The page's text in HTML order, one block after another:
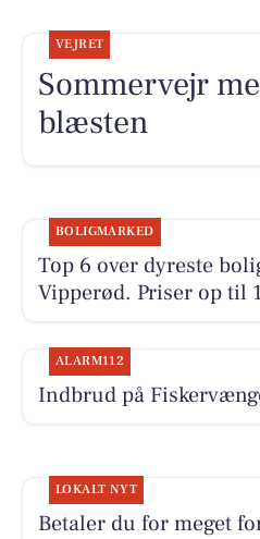
VEJRET
Sommervejr
blæsten
BOLIGMARKED
Top 6 over dyreste
Vipperød. Priser op til
ALARM112
Indbrud på
LOKALT NYT
Betaler du for meget